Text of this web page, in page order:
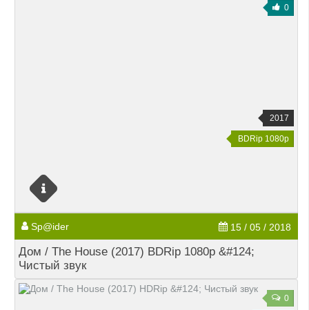
0
2017
BDRip 1080p
Sp@ider 15 / 05 / 2018
Дом / The House (2017) BDRip 1080p &#124;
Чистый звук
0